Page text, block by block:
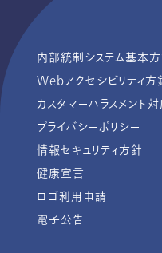
内部統制システム基本
Webアクセシビリティ方
カスタマーハラスメント
プライバシーポリシー
情報セキュリティ方針
健康宣言
ロゴ利用申請
電子公告